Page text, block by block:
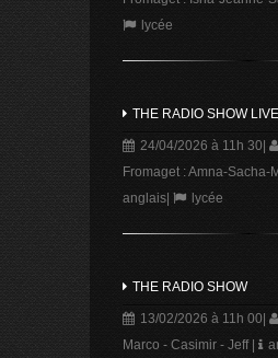
lycée
THE RADIO SHOW LIVE
24/04/2026 à 11h 30|
Fromaget : Amna-Sacha-
anglais| lycée
THE RADIO SHOW
13/02/2026 à 11h 00
Marco - Casimir - Jeff|